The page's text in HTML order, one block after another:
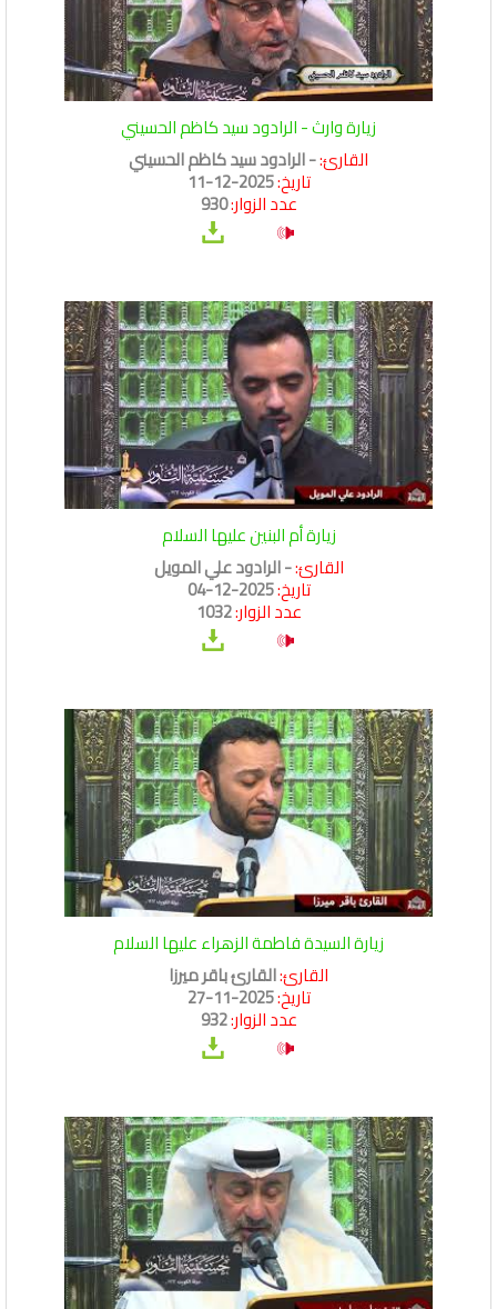
زيارة وارث - الرادود سيد كاظم الحسيني
القارئ:- الرادود سيد كاظم الحسيني
تاريخ:2025-12-11
عدد الزوار:930
زيارة أم البنين عليها السلام
القارئ:- الرادود علي المويل
تاريخ:2025-12-04
عدد الزوار:1032
زيارة السيدة فاطمة الزهراء عليها السلام
القارئ:القارئ باقر ميرزا
تاريخ:2025-11-27
عدد الزوار:932